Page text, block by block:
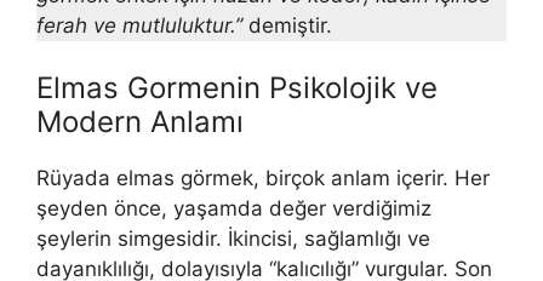
ferah ve mutluluktur.”demiştir.
Elmas Gormenin Psikolojik ve
Modern Anlamı
Rüyada elmas görmek, birçok anlam içerir. Her
şeyden ön­ce, yaşamda değer verdiğimiz
şeylerin simgesidir. İkincisi, sağlam­lığı ve
dayanıklılığı, dolayısıyla “kalıcılığı” vurgular. Son